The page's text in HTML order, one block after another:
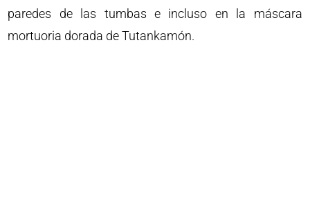
paredes de las tumbas e incluso en la máscara
mortuoria dorada de Tutankamón.